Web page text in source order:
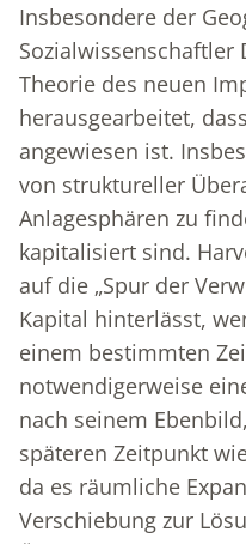
Insbesondere der
Sozialwissenschaftler
Theorie des neuen
herausgearbeitet,
angewiesen ist.
von struktureller
Anlagesphären zu
kapitalisiert sind.
auf die „Spur der
Kapital hinterlässt,
einem bestimmten
notwendigerweise
nach seinem
späteren Zeitpunkt
da es räumliche
Verschiebung zur